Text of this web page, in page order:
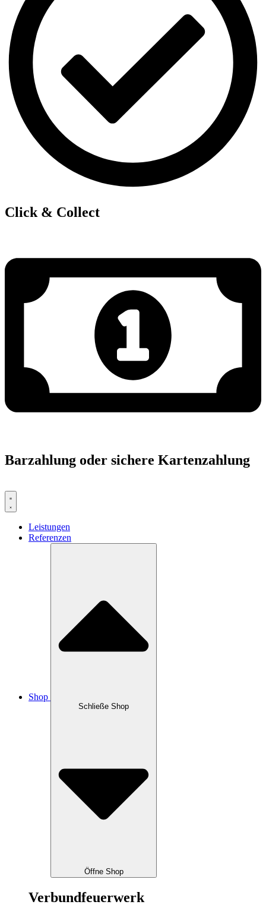
Click & Collect
Barzahlung oder sichere Kartenzahlung
Leistungen
Referenzen
Shop
Schließe Shop
Öffne Shop
Verbundfeuerwerk